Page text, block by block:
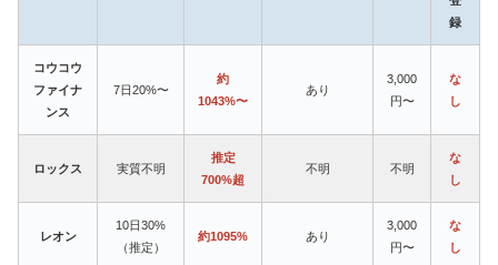
録
コウコウ
ファイナ
ンス
7日20%〜
約
1043%〜
あり
3,000
円〜
な
し
ロックス 実質不明
推定
700%超
不明 不明
な
し
レオン
10日30%
（推定）
約1095% あり
3,000
円〜
な
し